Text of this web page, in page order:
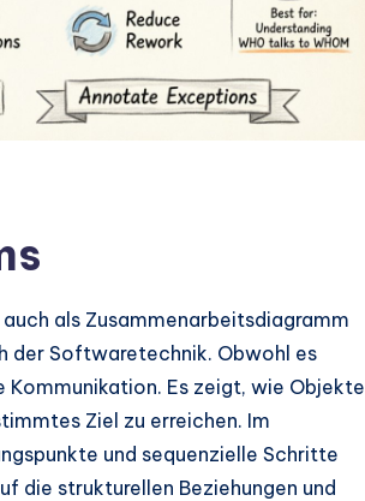
als Zusammenarbeitsdiagramm
der Softwaretechnik. Obwohl es
Kommunikation. Es zeigt, wie Objekte
Ziel zu erreichen. Im
und sequenzielle Schritte
die strukturellen Beziehungen und